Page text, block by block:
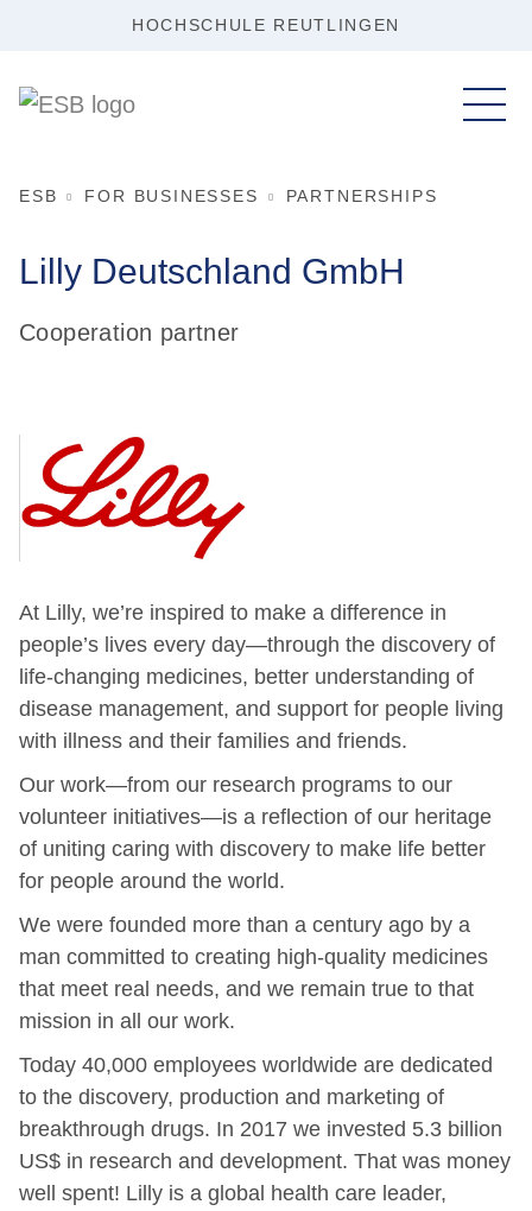
HOCHSCHULE REUTLINGEN
ESB FOR BUSINESSES PARTNERSHIPS
Lilly Deutschland GmbH
Cooperation partner
At Lilly, we’re inspired to make a difference in
people’s lives every day—through the discovery of
life-changing medicines, better understanding of
disease management, and support for people living
with illness and their families and friends.
Our work—from our research programs to our
volunteer initiatives—is a reflection of our heritage
of uniting caring with discovery to make life better
for people around the world.
We were founded more than a century ago by a
man committed to creating high-quality medicines
that meet real needs, and we remain true to that
mission in all our work.
Today 40,000 employees worldwide are dedicated
to the discovery, production and marketing of
breakthrough drugs. In 2017 we invested 5.3 billion
US$ in research and development. That was money
well spent! Lilly is a global health care leader,